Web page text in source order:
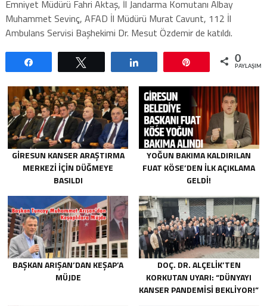
Emniyet Müdürü Fahri Aktaş, İl Jandarma Komutanı Albay
Muhammet Sevinç, AFAD İl Müdürü Murat Cavunt, 112 İl
Ambulans Servisi Başhekimi Dr. Mesut Özdemir de katıldı.
0
GIRESUN KANSER ARAŞTIRMA
MERKEZI İÇIN DÜĞMEYE
BASILDI
YOĞUN BAKIMA KALDIRILAN
FUAT KÖSE’DEN İLK AÇIKLAMA
GELDI!
BAŞKAN ARIŞAN’DAN KEŞAP’A
MÜJDE
DOÇ. DR. ALÇELIK’TEN
KORKUTAN UYARI: “DÜNYAYI
KANSER PANDEMISI BEKLIYOR!”